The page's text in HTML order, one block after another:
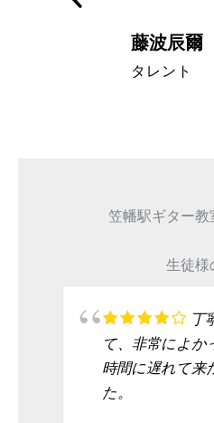
藤波辰爾
タレント
笠幡駅ギター
生徒様
丁
て、非常によか
時間に遅れて来
た。